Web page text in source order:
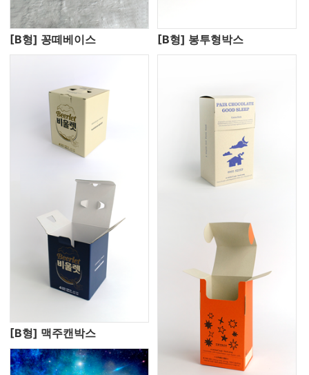
[B형] 꽁떼베이스
[B형] 맥주캔박스
[B형] 봉투형박스